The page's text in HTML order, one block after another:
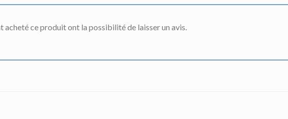
acheté ce produit ont la possibilité de laisser un avis.